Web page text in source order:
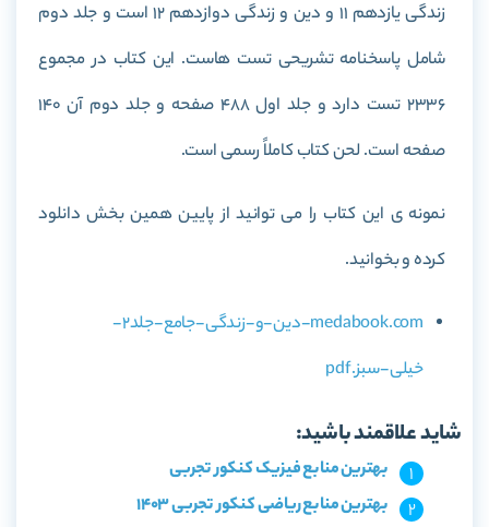
زندگی یازدهم 11 و دین و زندگی دوازدهم 12 است و جلد دوم
شامل پاسخنامه تشریحی تست هاست. این کتاب در مجموع
2336 تست دارد و جلد اول 488 صفحه و جلد دوم آن 140
صفحه است. لحن کتاب کاملاً رسمی است.
نمونه ی این کتاب را می توانید از پایین همین بخش دانلود
کرده و بخوانید.
medabook.com-دین-و-زندگی-جامع-جلد2-
خیلی-سبز.pdf
شاید علاقمند باشید:
بهترین منابع فیزیک کنکور تجربی
بهترین منابع ریاضی کنکور تجربی 1403